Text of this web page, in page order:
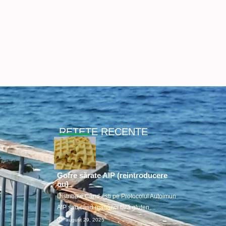
RETETE RECENTE
Gofre sărate AIP (reintroducere
ou)
Distribuie Când ești pe Protocolul Autoimun
AIP sau când mănânci fără gluten,...
august 29, 2025